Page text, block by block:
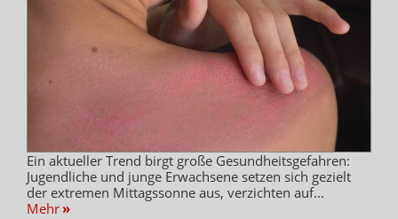
Ein aktueller Trend birgt große Gesundheitsgefahren:
Jugendliche und junge Erwachsene setzen sich gezielt
der extremen Mittagssonne aus, verzichten auf...
Mehr »